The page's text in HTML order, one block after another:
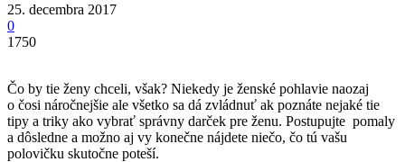
25. decembra 2017
0
1750
Čo by tie ženy chceli, však? Niekedy je ženské pohlavie naozaj
o čosi náročnejšie ale všetko sa dá zvládnuť ak poznáte nejaké tie
tipy a triky ako vybrať správny darček pre ženu. Postupujte pomaly
a dôsledne a možno aj vy konečne nájdete niečo, čo tú vašu
polovičku skutočne poteší.